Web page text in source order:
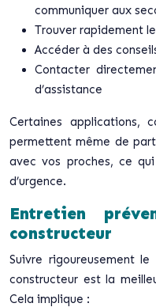
communiquer aux
Trouver rapidement
Accéder à des
Contacter
d’assistance
Certaines applications,
permettent même de
avec vos proches, ce
d’urgence.
Entretien
constructeur
Suivre rigoureusement
constructeur est la
Cela implique :